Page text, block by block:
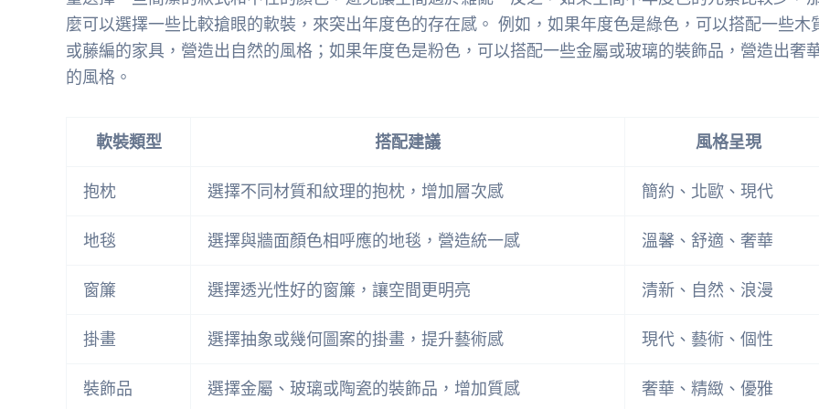
麼可以選擇一些比較搶眼的軟裝，來突出年度色的存在感。 例如，如果年度色是綠色，可以搭配一些木
或藤編的家具，營造出自然的風格；如果年度色是粉色，可以搭配一些金屬或玻璃的裝飾品，營造出奢
的風格。
軟裝類型 搭配建議 風格呈現
抱枕 選擇不同材質和紋理的抱枕，增加層次感 簡約、北歐、現代
地毯 選擇與牆面顏色相呼應的地毯，營造統一感 溫馨、舒適、奢華
窗簾 選擇透光性好的窗簾，讓空間更明亮 清新、自然、浪漫
掛畫 選擇抽象或幾何圖案的掛畫，提升藝術感 現代、藝術、個性
裝飾品 選擇金屬、玻璃或陶瓷的裝飾品，增加質感 奢華、精緻、優雅